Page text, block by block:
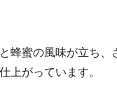
蜂蜜の風味が立ち
上がっています。